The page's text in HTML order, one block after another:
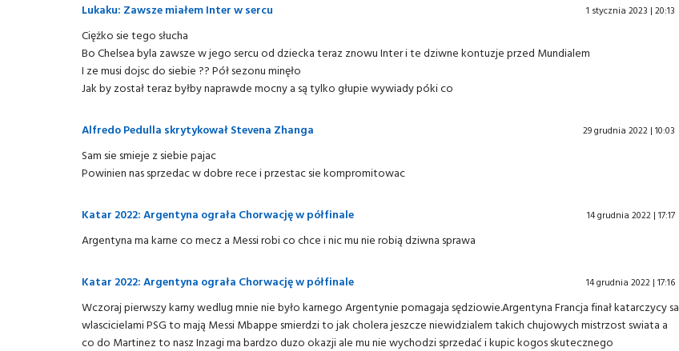
Lukaku: Zawsze miałem Inter w sercu 1 stycznia 2023 | 20:13
Ciężko sie tego słucha
Bo Chelsea byla zawsze w jego sercu od dziecka teraz znowu Inter i te dziwne kontuzje przed Mundialem
I ze musi dojsc do siebie ?? Pół sezonu minęło
Jak by został teraz byłby naprawde mocny a są tylko głupie wywiady póki co
Alfredo Pedulla skrytykował Stevena Zhanga 29 grudnia 2022 | 10:03
Sam sie smieje z siebie pajac
Powinien nas sprzedac w dobre rece i przestac sie kompromitowac
Katar 2022: Argentyna ograła Chorwację w półfinale 14 grudnia 2022 | 17:17
Argentyna ma karne co mecz a Messi robi co chce i nic mu nie robią dziwna sprawa
Katar 2022: Argentyna ograła Chorwację w półfinale 14 grudnia 2022 | 17:16
Wczoraj pierwszy karny wedlug mnie nie było karnego Argentynie pomagaja sędziowie.Argentyna Francja finał katarczycy sa
wlascicielami PSG to mają Messi Mbappe smierdzi to jak cholera jeszcze niewidzialem takich chujowych mistrzost swiata a
co do Martinez to nasz Inzagi ma bardzo duzo okazji ale mu nie wychodzi sprzedać i kupic kogos skutecznego